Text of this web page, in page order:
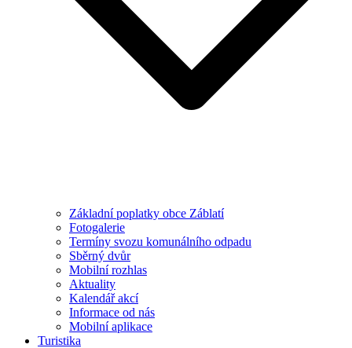
Základní poplatky obce Záblatí
Fotogalerie
Termíny svozu komunálního odpadu
Sběrný dvůr
Mobilní rozhlas
Aktuality
Kalendář akcí
Informace od nás
Mobilní aplikace
Turistika